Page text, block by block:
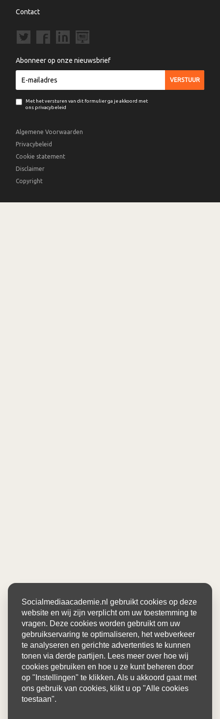
Contact
Abonneer op onze nieuwsbrief
Met het versturen van dit formulier ga je akkoord met
ons privacybeleid
Algemene Voorwaarden
Privacybeleid
Cookie statement
Disclaimer
Copyright
Socialmediaacademie.nl gebruikt cookies op deze
website en wij zijn verplicht om uw toestemming te
vragen. Deze cookies worden gebruikt om uw
gebruikservaring te optimaliseren, het webverkeer
te analyseren en gerichte advertenties te kunnen
tonen via derde partijen. Lees meer over hoe wij
cookies gebruiken en hoe u ze kunt beheren door
op "Instellingen" te klikken. Als u akkoord gaat met
ons gebruik van cookies, klikt u op "Alle cookies
toestaan".